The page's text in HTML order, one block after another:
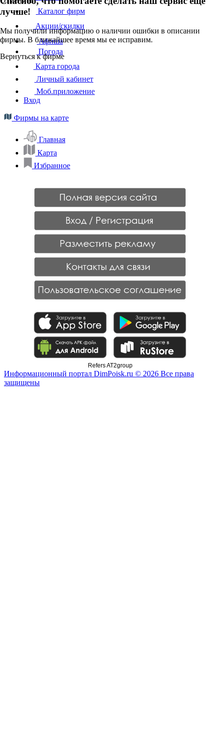
лучше!
Мы получили информацию о наличии ошибки в описании
фирмы. В ближайшее время мы ее исправим.
Вернуться к фирме
Каталог фирм
Акции/скидки
Афиша
Погода
Карта города
Личный кабинет
Моб.приложение
Вход
Фирмы на карте
Главная
Карта
Избранное
Refers AT2group
Информационный портал DimPoisk.ru © 2026 Все права
защищены